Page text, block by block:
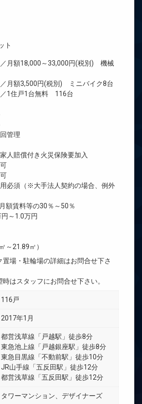
ト
額18,000～33,000円(税別) 機械
月額3,500円(税別) ミニバイク8台
戸1台無料 116台
管理
償付き火災保険要加入
須（※大手法人契約の場合、例外
額賃料等の30％～50％
～1.0万円
～21.89㎡）
場・駐輪場の詳細はお問合せ下さ
はスタッフにお問合せ下さい。
116戸
2017年1月
都営浅草線「戸越駅」徒歩8分
東急池上線「戸越銀座駅」徒歩8分
東急目黒線「不動前駅」徒歩10分
JR山手線「五反田駅」徒歩12分
都営浅草線「五反田駅」徒歩12分
タワーマンション、デザイナーズ